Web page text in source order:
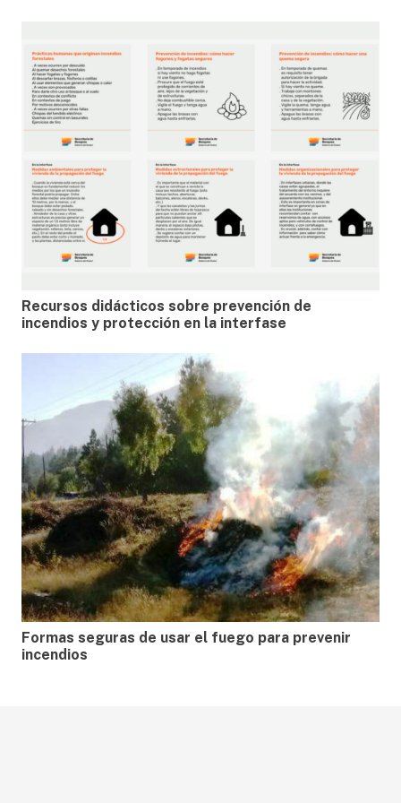
Recursos didácticos sobre prevención de
incendios y protección en la interfase
Formas seguras de usar el fuego para prevenir
incendios